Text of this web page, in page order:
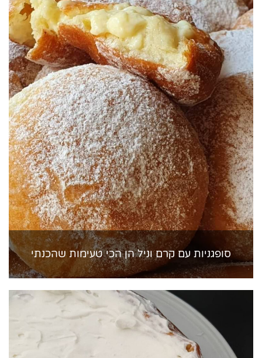
סופגניות עם קרם וניל הן הכי טעימות שהכנתי